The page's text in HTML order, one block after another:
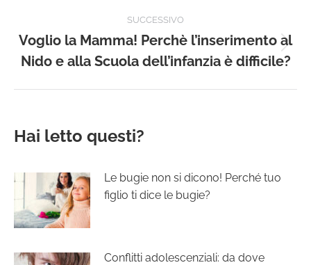
SUCCESSIVO
post:
Voglio la Mamma! Perchè l’inserimento al
Nido e alla Scuola dell’infanzia è difficile?
Hai letto questi?
Le bugie non si dicono! Perché tuo
figlio ti dice le bugie?
Conflitti adolescenziali: da dove